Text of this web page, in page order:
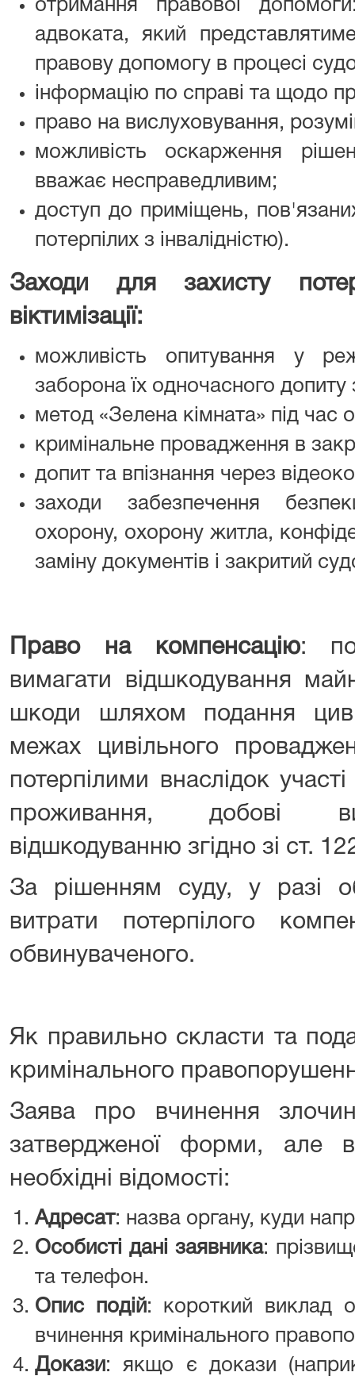
отримання правової
адвоката, який
правову допомогу в процесі
інформацію по справі та щодо
право на вислуховування,
можливість оскарження
вважає несправедливим;
доступ до приміщень,
потерпілих з інвалідністю).
Заходи для захисту
віктимізації:
можливість опитування у
заборона їх одночасного
метод «Зелена кімната» під час
кримінальне провадження в
допит та впізнання через
заходи забезпечення
охорону, охорону житла,
заміну документів і закритий
Право на компенсацію:
вимагати відшкодування
шкоди шляхом подання
межах цивільного
потерпілими внаслідок
проживання, добові
відшкодуванню згідно зі ст.
За рішенням суду, у разі
витрати потерпілого
обвинуваченого.
Як правильно скласти та
кримінального
Заява про вчинення
затвердженої форми, але
необхідні відомості:
Адресат: назва органу, куди
Особисті дані заявника:
та телефон.
Опис подій: короткий виклад
вчинення кримінального
Докази: якщо є докази